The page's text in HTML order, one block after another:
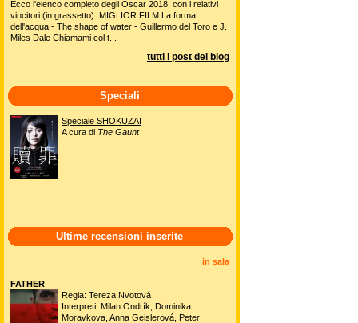
Ecco l'elenco completo degli Oscar 2018, con i relativi
vincitori (in grassetto). MIGLIOR FILM La forma
dell'acqua - The shape of water - Guillermo del Toro e J.
Miles Dale Chiamami col t...
tutti i post del blog
Speciali
Speciale SHOKUZAI
A cura di The Gaunt
Ultime recensioni inserite
in sala
FATHER
Regia: Tereza Nvotová
Interpreti: Milan Ondrík, Dominika
Moravkova, Anna Geislerová, Peter